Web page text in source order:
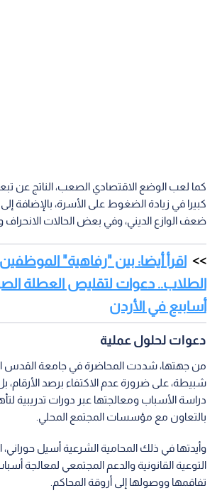
كما لعب الوضع الاقتصادي الصعب، الناتج عن
كبيرا في زيادة الضغوط على الأسرة، بالإضافة
ضعف الوازع الديني، وفي بعض الحالات الانحراف
اقرأ أيضا: بين "رفاهية"
أسابيع في الأردن
دعوات لحلول عملية
من جهتها، شددت المحاضرة في جامعة القدس
شبيطة، على ضرورة عدم الاكتفاء برصد الأرقام،
دراسة الأسباب ومعالجتها عبر دورات تدريبية
بالتعاون مع مؤسسات المجتمع المحلي.
وأيدتها في ذلك المحامية الشرعية أسيل حوراني،
التوعية القانونية والدعم المجتمعي لمعالجة
تفاقمها ووصولها إلى أروقة المحاكم.